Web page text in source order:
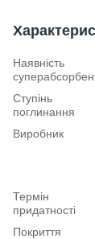
Наявність
Ступінь
поглинання
Виробник
Термін
придатності
Покриття